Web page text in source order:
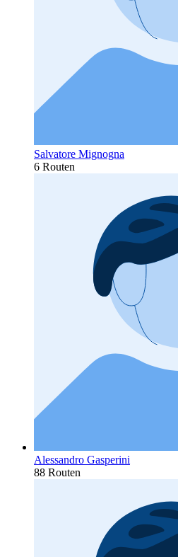
Salvatore Mignogna
6 Routen
Alessandro Gasperini
88 Routen